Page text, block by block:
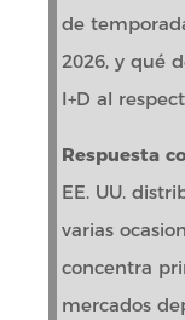
de
2026, y qué
I+D al
Respuesta
EE. UU.
varias
concentra
mercados